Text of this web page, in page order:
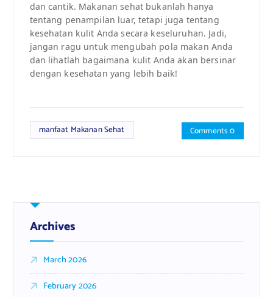
dan cantik. Makanan sehat bukanlah hanya
tentang penampilan luar, tetapi juga tentang
kesehatan kulit Anda secara keseluruhan. Jadi,
jangan ragu untuk mengubah pola makan Anda
dan lihatlah bagaimana kulit Anda akan bersinar
dengan kesehatan yang lebih baik!
manfaat Makanan Sehat Comments 0
Archives
March 2026
February 2026